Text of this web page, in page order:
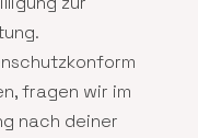
fragen wir im
nach deiner